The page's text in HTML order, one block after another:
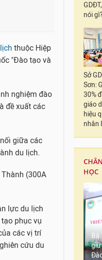
thuộc Hiệp
"Đào tạo và
nghiệm đào
đề xuất các
giữa các
du lịch.
(300A
lực du lịch
phục vụ
các vị trí
cứu du
nói gì?
Sở
Sơn:
30%
giáo
hiệu
nhân
HỌC
Bà
giữ